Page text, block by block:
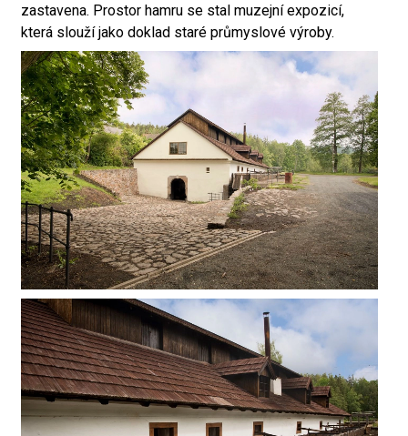
zastavena. Prostor hamru se stal muzejní expozicí,
která slouží jako doklad staré průmyslové výroby.